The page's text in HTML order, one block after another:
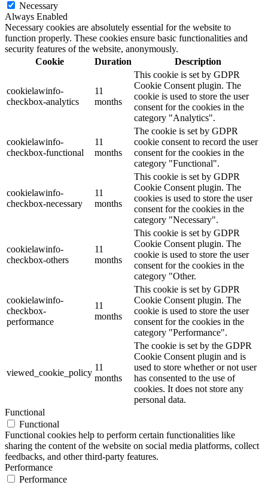
Necessary
Always Enabled
Necessary cookies are absolutely essential for the website to
function properly. These cookies ensure basic functionalities and
security features of the website, anonymously.
Cookie
Duration Description
cookielawinfo-
checkbox-analytics
11
months
This cookie is set by GDPR
Cookie Consent plugin. The
cookie is used to store the user
consent for the cookies in the
category "Analytics".
cookielawinfo-
checkbox-functional
11
months
The cookie is set by GDPR
cookie consent to record the user
consent for the cookies in the
category "Functional".
cookielawinfo-
checkbox-necessary
11
months
This cookie is set by GDPR
Cookie Consent plugin. The
cookies is used to store the user
consent for the cookies in the
category "Necessary".
cookielawinfo-
checkbox-others
11
months
This cookie is set by GDPR
Cookie Consent plugin. The
cookie is used to store the user
consent for the cookies in the
category "Other.
cookielawinfo-
checkbox-
performance
11
months
This cookie is set by GDPR
Cookie Consent plugin. The
cookie is used to store the user
consent for the cookies in the
category "Performance".
viewed_cookie_policy
11
months
The cookie is set by the GDPR
Cookie Consent plugin and is
used to store whether or not user
has consented to the use of
cookies. It does not store any
personal data.
Functional
Functional
Functional cookies help to perform certain functionalities like
sharing the content of the website on social media platforms, collect
feedbacks, and other third-party features.
Performance
Performance